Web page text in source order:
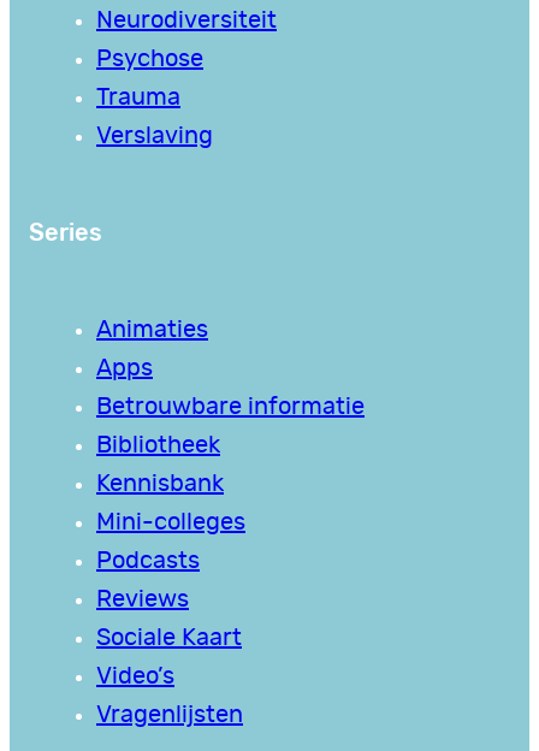
Neurodiversiteit
Psychose
Trauma
Verslaving
Series
Animaties
Apps
Betrouwbare informatie
Bibliotheek
Kennisbank
Mini-colleges
Podcasts
Reviews
Sociale Kaart
Video’s
Vragenlijsten